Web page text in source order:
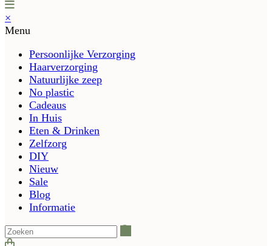
×
Menu
Persoonlijke Verzorging
Haarverzorging
Natuurlijke zeep
No plastic
Cadeaus
In Huis
Eten & Drinken
Zelfzorg
DIY
Nieuw
Sale
Blog
Informatie